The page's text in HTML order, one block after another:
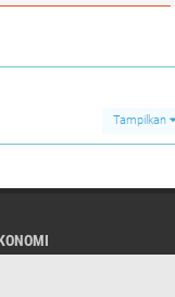
Tampilkan